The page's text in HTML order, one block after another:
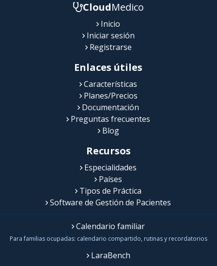
CloudMedico
Inicio
Iniciar sesión
Registrarse
Enlaces útiles
Características
Planes/Precios
Documentación
Preguntas frecuentes
Blog
Recursos
Especialidades
Países
Tipos de Práctica
Software de Gestión de Pacientes
Calendario familiar
Para familias ocupadas: calendario compartido, rutinas y recordatorios
LaraBench